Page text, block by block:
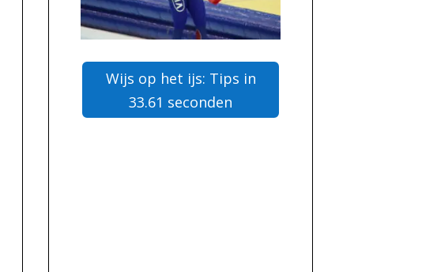
Wijs op het ijs: Tips in
33.61 seconden